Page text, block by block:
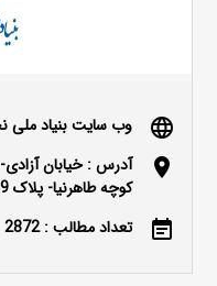
language وب سایت بنیاد ملی
location_on
آدرس : خیابان
کوچه طاهرنیا- پلاک 209
event_note تعداد مطالب : 2872